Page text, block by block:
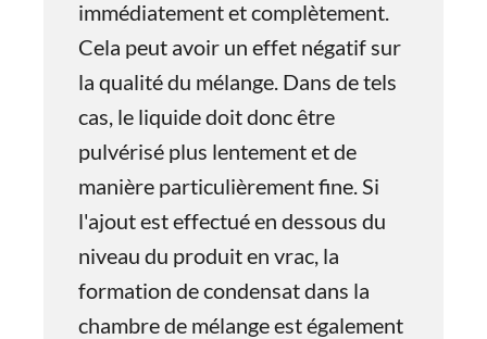
immédiatement et complètement.
Cela peut avoir un effet négatif sur
la qualité du mélange. Dans de tels
cas, le liquide doit donc être
pulvérisé plus lentement et de
manière particulièrement fine. Si
l'ajout est effectué en dessous du
niveau du produit en vrac, la
formation de condensat dans la
chambre de mélange est également